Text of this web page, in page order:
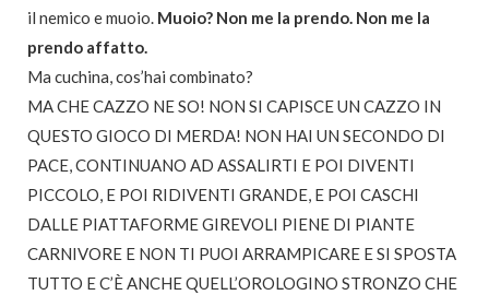
il nemico e muoio. Muoio? Non me la prendo. Non me la
prendo affatto.
Ma cuchina, cos’hai combinato?
MA CHE CAZZO NE SO! NON SI CAPISCE UN CAZZO IN
QUESTO GIOCO DI MERDA! NON HAI UN SECONDO DI
PACE, CONTINUANO AD ASSALIRTI E POI DIVENTI
PICCOLO, E POI RIDIVENTI GRANDE, E POI CASCHI
DALLE PIATTAFORME GIREVOLI PIENE DI PIANTE
CARNIVORE E NON TI PUOI ARRAMPICARE E SI SPOSTA
TUTTO E C’È ANCHE QUELL’OROLOGINO STRONZO CHE